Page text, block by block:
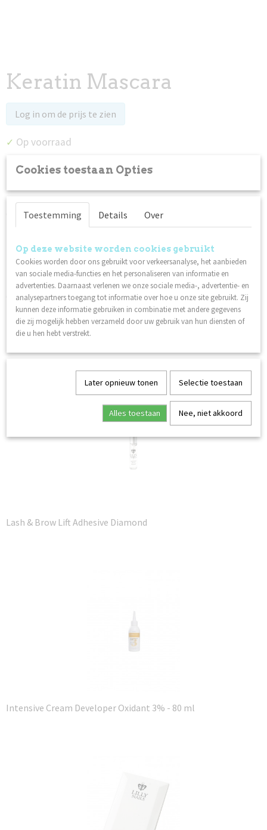
Keratin Mascara
Log in om de prijs te zien
✓ Op voorraad
Keratine-mascara zonder onnodige toevoegingen. Beschermt
en verzorgt je wimpers en wenkbrauwen.
Verzorgt
Reparaties
Maakt je wimpers en wenkbrauwen zijdezacht
Geopende verpakking is 3 maanden houdbaar.
Veganistisch
Niet op dieren getest
Ook interessant
Lash & Brow Lift Adhesive Diamond
Intensive Cream Developer Oxidant 3% - 80 ml
Cookies toestaan Opties
Toestemming Details Over
Op deze website worden cookies gebruikt
Cookies worden door ons gebruikt voor verkeersanalyse, het aanbieden
van sociale media-functies en het personaliseren van informatie en
advertenties. Daarnaast verlenen we onze sociale media-, advertentie- en
analysepartners toegang tot informatie over hoe u onze site gebruikt. Zij
kunnen deze informatie gebruiken in combinatie met andere gegevens
die zij mogelijk hebben verzameld door uw gebruik van hun diensten of
die u hen hebt verstrekt.
Later opnieuw tonen Selectie toestaan
Alles toestaan Nee, niet akkoord